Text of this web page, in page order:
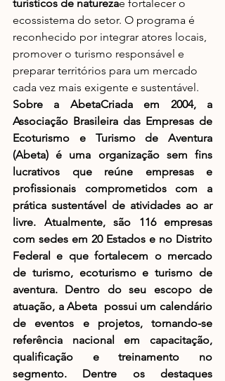
turísticos de naturezae fortalecer o
ecossistema do setor. O programa é
reconhecido por integrar atores locais,
promover o turismo responsável e
preparar territórios para um mercado
cada vez mais exigente e sustentável.
Sobre a AbetaCriada em 2004, a
Associação Brasileira das Empresas de
Ecoturismo e Turismo de Aventura
(Abeta) é uma organização sem fins
lucrativos que reúne empresas e
profissionais comprometidos com a
prática sustentável de atividades ao ar
livre. Atualmente, são 116 empresas
com sedes em 20 Estados e no Distrito
Federal e que fortalecem o mercado
de turismo, ecoturismo e turismo de
aventura. Dentro do seu escopo de
atuação, a Abeta  possui um calendário
de eventos e projetos, tornando-se
referência nacional em capacitação,
qualificação e treinamento no
segmento. Dentre os destaques